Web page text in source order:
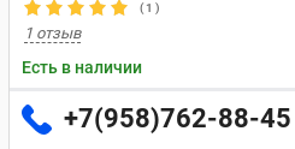
(1 )
1 отзыв
Есть в наличии
+7(958)762-88-45